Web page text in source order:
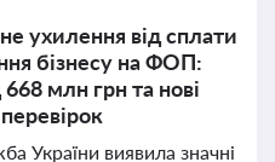
ухилення від сплати
бізнесу на ФОП:
млн грн та нові
України виявила значні